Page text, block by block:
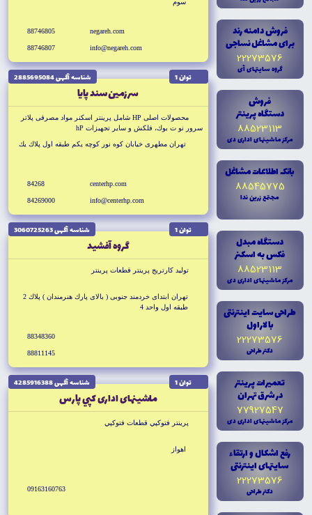
فروش دامنه رند
براى مشاغل نساجى
22273576
گروه سايتهاى آى
فروش
دستگاه پرينتر
88523113
مرکز ماشينهاى ادارى دى
بانک اطلاعات مشاغل
88545775
مجتمع زرين ندا
دستگاه مبدل
فکس به اسکنر
88523113
مرکز ماشينهاى ادارى دى
طراحى سايت اينترنتى
با لاراول
22273576
دکتر طراحى
تعميرات پرينتر
در شرق تهران
77927547
مرکز ماشينهاى ادارى دى
رفع اشکال و ارتقاء
سايتهاى اينترنتى
22273576
دکتر طراحى
سوم
negareh.com
info@negareh.com
88746805
88746807
توان 1 شناسه آگهى 2885695084
سرزمين سند پايا
محصولات اصلى HP شامل پرينتر اسكنر مواد مصرفى پلاتر
سرور نو ت بوك، فلكش و ساير تجهيزات hP
تهران مطهرى خيابان كوه نور كوچه يكم طبقه اول پلاك يك
centerhp.com
info@centerhp.com
84268
84269000
توان 1 شناسه آگهى 3060725263
گروه آفشيد
توليد كارتريج پرينتر قطعات پرينتر
تهران ابتداى خردمند جنوبى ( بالاى پارك هنرمندان ) پلاك 2
طبقه اول واحد 4
88348360
88811145
توان 1 شناسه آگهى 4285916388
ماشينهاى ادارى كپي پارس
پرينتر فتوكپي قطعات فتوكپي
اهواز
09163160763